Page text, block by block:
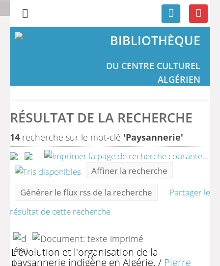
BIBLIOTHÈQUE
DU CENTRE CULTUREL
ALGÉRIEN
RÉSULTAT DE LA RECHERCHE
14 recherche sur le mot-clé 'Paysannerie'
Affiner la recherche
Générer le flux rss de la recherche
Partager le
résultat de cette recherche
L'évolution et l'organisation de la
paysannerie indigène en Algérie. / Pierre